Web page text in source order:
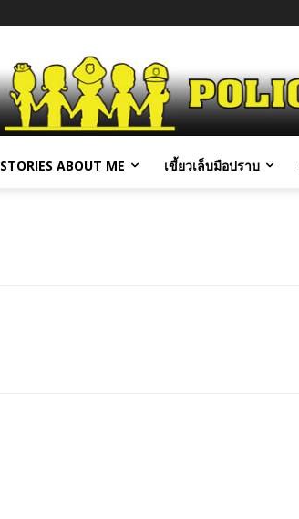
STORIES ABOUT ME เขี้ยวเล็บมือปราบ